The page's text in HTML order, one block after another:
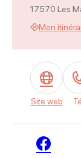
17570 Les
Mon
Site web
Facebook